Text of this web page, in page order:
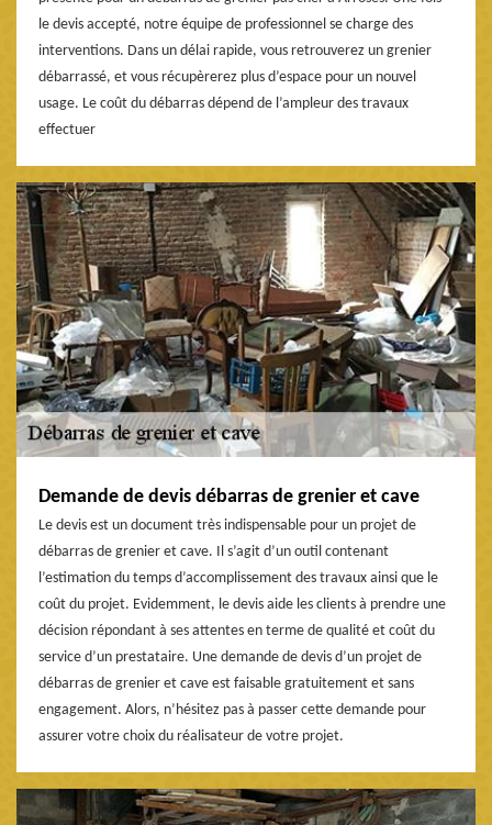
le devis accepté, notre équipe de professionnel se charge des
interventions. Dans un délai rapide, vous retrouverez un grenier
débarrassé, et vous récupèrerez plus d’espace pour un nouvel
usage. Le coût du débarras dépend de l’ampleur des travaux
effectuer
Demande de devis débarras de grenier et cave
Le devis est un document très indispensable pour un projet de
débarras de grenier et cave. Il s’agit d’un outil contenant
l’estimation du temps d’accomplissement des travaux ainsi que le
coût du projet. Evidemment, le devis aide les clients à prendre une
décision répondant à ses attentes en terme de qualité et coût du
service d’un prestataire. Une demande de devis d’un projet de
débarras de grenier et cave est faisable gratuitement et sans
engagement. Alors, n’hésitez pas à passer cette demande pour
assurer votre choix du réalisateur de votre projet.